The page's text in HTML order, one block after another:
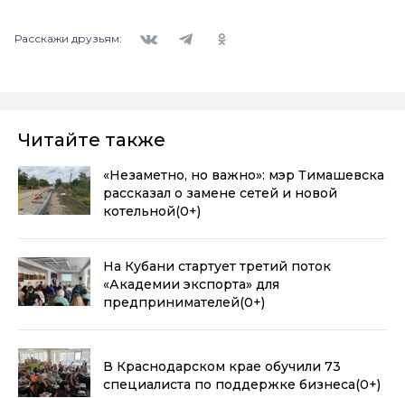
Расскажи друзьям:
Читайте также
«Незаметно, но важно»: мэр Тимашевска
рассказал о замене сетей и новой
котельной(0+)
На Кубани стартует третий поток
«Академии экспорта» для
предпринимателей(0+)
В Краснодарском крае обучили 73
специалиста по поддержке бизнеса(0+)